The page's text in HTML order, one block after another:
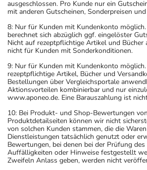
ausgeschlossen. Pro Kunde nur ein
mit anderen Gutscheinen, Sonderpreisen
8: Nur für Kunden mit Kundenkonto
berechnet sich abzüglich ggf. eingelöster
Nicht auf rezeptpflichtige Artikel und
nicht für Kunden mit Sonderkonditionen.
9: Nur für Kunden mit Kundenkonto
rezeptpflichtige Artikel, Bücher und
Bestellungen über Vergleichsportale
Aktionsvorteilen kombinierbar und nur
www.aponeo.de. Eine Barauszahlung ist
10: Bei Produkt- und Shop-Bewertungen
Produktdetailseiten können wir nicht
von solchen Kunden stammen, die die
Dienstleistungen tatsächlich genutzt oder
Bewertungen, bei denen bei der Prüfung
Auffälligkeiten oder Hinweise festgestellt
Zweifeln Anlass geben, werden nicht